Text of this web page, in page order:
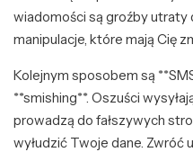
wiadomości są groźby utraty
manipulacje, które mają Cię
Kolejnym sposobem są
**smishing**. Oszuści
prowadzą do fałszywych
wyłudzić Twoje dane. Zwróć